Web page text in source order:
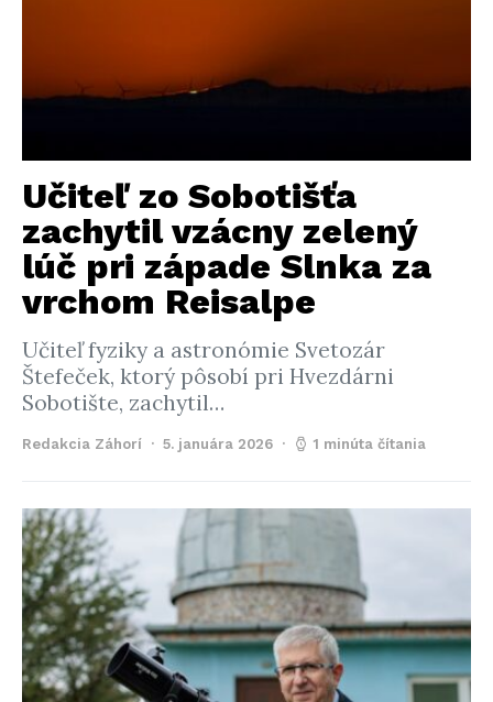
Učiteľ zo Sobotišťa
zachytil vzácny zelený
lúč pri západe Slnka za
vrchom Reisalpe
Učiteľ fyziky a astronómie Svetozár
Štefeček, ktorý pôsobí pri Hvezdárni
Sobotište, zachytil…
Redakcia Záhorí 5. januára 2026 1 minúta čítania